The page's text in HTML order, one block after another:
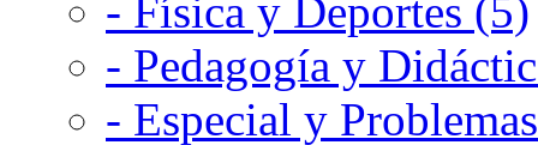
- Física y Deportes (5)
- Pedagogía y
- Especial y